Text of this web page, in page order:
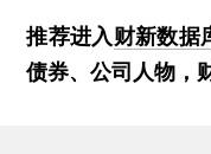
推荐进入财新数据
债券、公司人物，